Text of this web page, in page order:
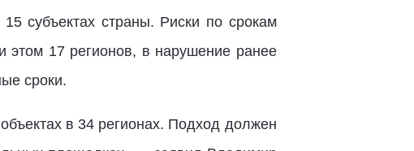
субъектах страны. Риски по срокам
этом 17 регионов, в нарушение ранее
сроки.
в 34 регионах. Подход должен